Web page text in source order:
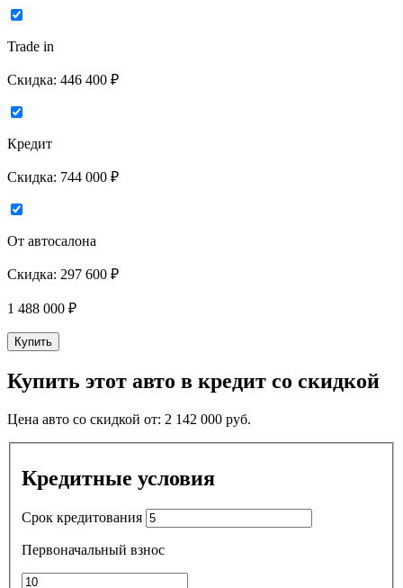
Trade in
Скидка: 446 400 ₽
Кредит
Скидка: 744 000 ₽
От автосалона
Скидка: 297 600 ₽
1 488 000 ₽
Купить
Купить этот авто в кредит со скидкой
Цена авто со скидкой от: 2 142 000 руб.
Кредитные условия
Срок кредитования
Первоначальный взнос